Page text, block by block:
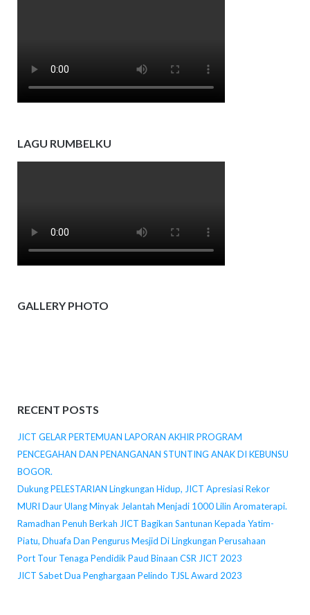
LAGU RUMBELKU
GALLERY PHOTO
RECENT POSTS
JICT GELAR PERTEMUAN LAPORAN AKHIR PROGRAM
PENCEGAHAN DAN PENANGANAN STUNTING ANAK DI KEBUNSU
BOGOR.
Dukung PELESTARIAN Lingkungan Hidup, JICT Apresiasi Rekor
MURI Daur Ulang Minyak Jelantah Menjadi 1000 Lilin Aromaterapi.
Ramadhan Penuh Berkah JICT Bagikan Santunan Kepada Yatim-
Piatu, Dhuafa Dan Pengurus Mesjid Di Lingkungan Perusahaan
Port Tour Tenaga Pendidik Paud Binaan CSR JICT 2023
JICT Sabet Dua Penghargaan Pelindo TJSL Award 2023